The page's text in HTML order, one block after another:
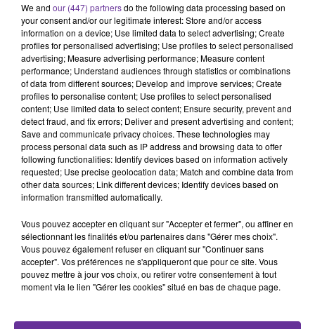
Rencontres (FR)
9 novembre 2019 - 19 min 58 sec
RENCONTRE:AVEC GHALEB BENCHEIKH
PRÉSIDENT DE LA FONDATION DE L’ISLAM DE
Radio Orient
Rencontres (FR)
Rencontre consacrée à la la fête du
We and our (447) partnersdo the following data processing based on
your consent and/or our legitimate interest: Store and/or access
information on a device; Use limited data to select advertising; Create
profiles for personalised advertising; Use profiles to select personalised
advertising; Measure advertising performance; Measure content
performance; Understand audiences through statistics or combinations
of data from different sources; Develop and improve services; Create
profiles to personalise content; Use profiles to select personalised
content; Use limited data to select content; Ensure security, prevent and
detect fraud, and fix errors; Deliver and present advertising and content;
Save and communicate privacy choices. These technologies may
process personal data such as IP address and browsing data to offer
following functionalities: Identify devices based on information actively
requested; Use precise geolocation data; Match and combine data from
other data sources; Link different devices; Identify devices based on
information transmitted automatically.
Vous pouvez accepter en cliquant sur "Accepter et fermer", ou affiner en
sélectionnant les finalités et/ou partenaires dans "Gérer mes choix".
Vous pouvez également refuser en cliquant sur "Continuer sans
accepter". Vos préférences ne s'appliqueront que pour ce site. Vous
pouvez mettre à jour vos choix, ou retirer votre consentement à tout
moment via le lien "Gérer les cookies" situé en bas de chaque page.